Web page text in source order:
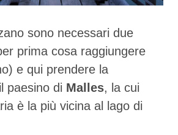
sono necessari due
prima cosa raggiungere
e qui prendere la
paesino di Malles, la cui
è la più vicina al lago di